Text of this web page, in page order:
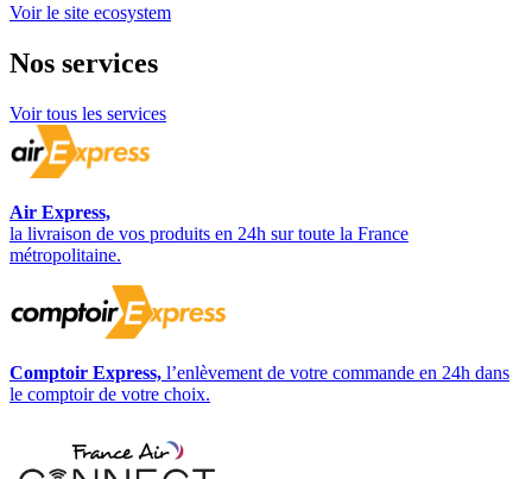
Voir le site ecosystem
Nos services
Voir tous les services
Air Express,
la livraison de vos produits en 24h sur toute la France
métropolitaine.
Comptoir Express, l’enlèvement de votre commande en 24h dans
le comptoir de votre choix.